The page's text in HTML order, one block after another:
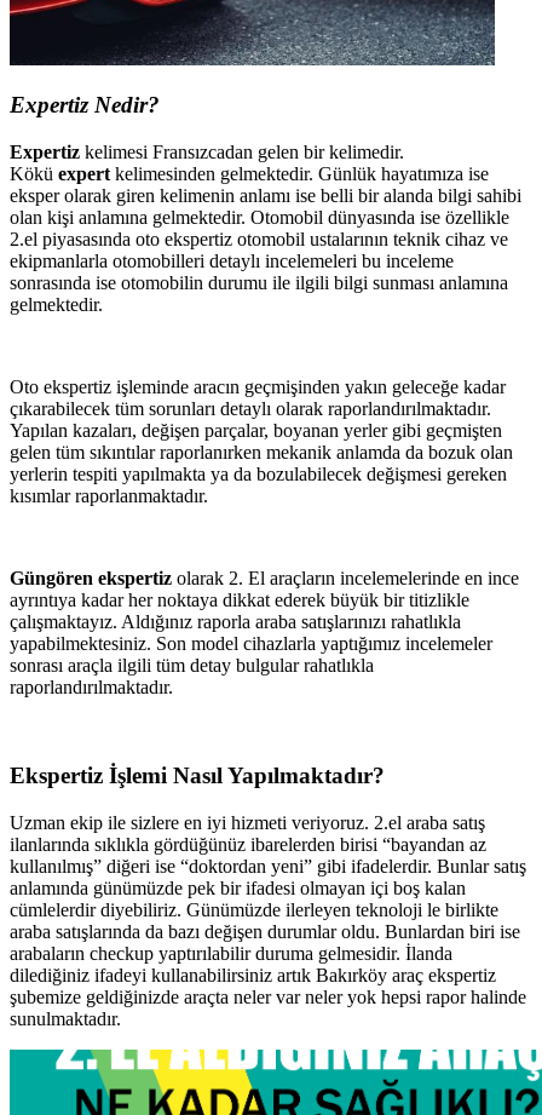
Expertiz Nedir?
Expertiz kelimesi Fransızcadan gelen bir kelimedir.
Kökü expert kelimesinden gelmektedir. Günlük hayatımıza ise
eksper olarak giren kelimenin anlamı ise belli bir alanda bilgi sahibi
olan kişi anlamına gelmektedir. Otomobil dünyasında ise özellikle
2.el piyasasında oto ekspertiz otomobil ustalarının teknik cihaz ve
ekipmanlarla otomobilleri detaylı incelemeleri bu inceleme
sonrasında ise otomobilin durumu ile ilgili bilgi sunması anlamına
gelmektedir.
Oto ekspertiz işleminde aracın geçmişinden yakın geleceğe kadar
çıkarabilecek tüm sorunları detaylı olarak raporlandırılmaktadır.
Yapılan kazaları, değişen parçalar, boyanan yerler gibi geçmişten
gelen tüm sıkıntılar raporlanırken mekanik anlamda da bozuk olan
yerlerin tespiti yapılmakta ya da bozulabilecek değişmesi gereken
kısımlar raporlanmaktadır.
Güngören ekspertiz olarak 2. El araçların incelemelerinde en ince
ayrıntıya kadar her noktaya dikkat ederek büyük bir titizlikle
çalışmaktayız. Aldığınız raporla araba satışlarınızı rahatlıkla
yapabilmektesiniz. Son model cihazlarla yaptığımız incelemeler
sonrası araçla ilgili tüm detay bulgular rahatlıkla
raporlandırılmaktadır.
Ekspertiz İşlemi Nasıl Yapılmaktadır?
Uzman ekip ile sizlere en iyi hizmeti veriyoruz. 2.el araba satış
ilanlarında sıklıkla gördüğünüz ibarelerden birisi “bayandan az
kullanılmış” diğeri ise “doktordan yeni” gibi ifadelerdir. Bunlar satış
anlamında günümüzde pek bir ifadesi olmayan içi boş kalan
cümlelerdir diyebiliriz. Günümüzde ilerleyen teknoloji le birlikte
araba satışlarında da bazı değişen durumlar oldu. Bunlardan biri ise
arabaların checkup yaptırılabilir duruma gelmesidir. İlanda
dilediğiniz ifadeyi kullanabilirsiniz artık Bakırköy araç ekspertiz
şubemize geldiğinizde araçta neler var neler yok hepsi rapor halinde
sunulmaktadır.